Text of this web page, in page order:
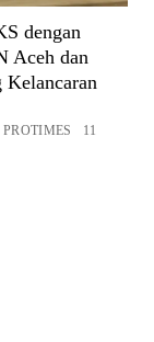
dengan
Aceh dan
11